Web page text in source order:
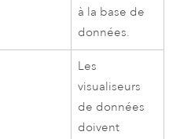
à la base de
données.
Les
visualiseurs
de données
doivent